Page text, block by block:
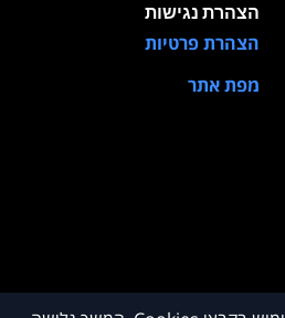
הצהרת נגישות
הצהרת פרטיות
מפת אתר